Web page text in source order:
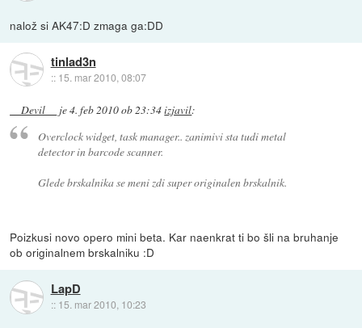
nalož si AK47:D zmaga ga:DD
tinlad3n
:: 15. mar 2010, 08:07
__Devil__ je4. feb 2010 ob 23:34izjavil:
Overclock widget, task manager.. zanimivi sta tudi metal
detector in barcode scanner.
Glede brskalnika se meni zdi super originalen brskalnik.
Poizkusi novo opero mini beta. Kar naenkrat ti bo šli na bruhanje
ob originalnem brskalniku :D
LapD
:: 15. mar 2010, 10:23